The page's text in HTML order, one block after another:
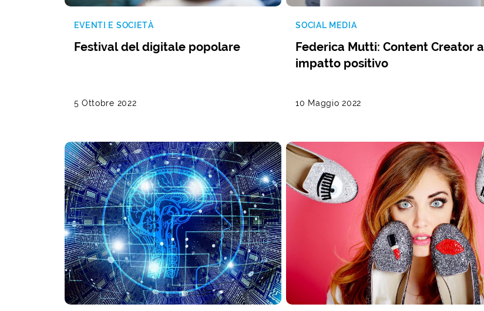
EVENTI E SOCIETÀ
Festival del digitale popolare
5 Ottobre 2022
SOCIAL MEDIA
Federica Mutti: Content Creator a
impatto positivo
10 Maggio 2022